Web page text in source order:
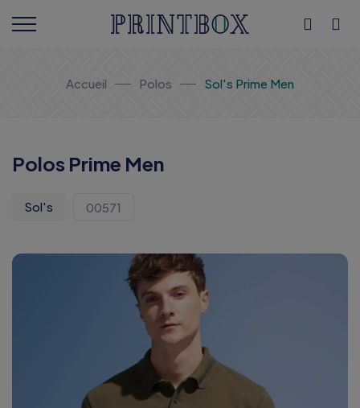
Accueil Polos Sol's Prime Men
Polos Prime Men
Sol's 00571